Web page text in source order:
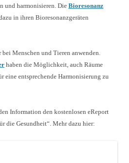
und harmonisieren. Die Bioresonanz
in ihren Bioresonanzgeräten
Menschen und Tieren anwenden.
haben die Möglichkeit, auch Räume
eine entsprechende Harmonisierung zu
Information den kostenlosen eReport
die Gesundheit“. Mehr dazu hier: